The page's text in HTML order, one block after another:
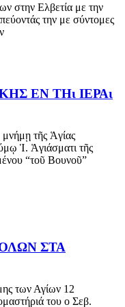
στην Ελβετία με την
την με σύντομες
ΕΝ ΤΗι ΙΕΡΑι
τῆς Ἁγίας
Ἱ. Ἁγιάσματι τῆς
“τοῦ Βουνοῦ”
ΣΤΑ
των Αγίων 12
του ο Σεβ.